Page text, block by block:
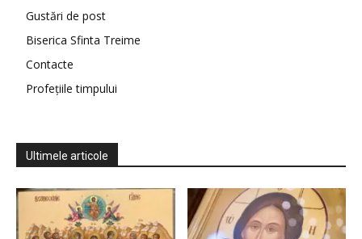
Gustări de post
Biserica Sfinta Treime
Contacte
Profețiile timpului
Ultimele articole